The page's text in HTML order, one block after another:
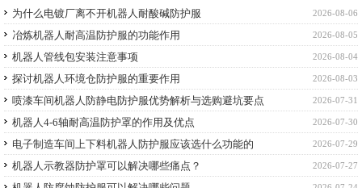
2026-08-06
为什么电镀厂离不开机器人耐酸碱防护服
2026-08-05
冶炼机器人耐高温防护服的功能作用
2026-08-04
机器人管线包安装注意事项
2026-08-03
探讨机器人环境仓防护服的重要作用
2026-07-31
喷漆车间机器人防静电防护服优势解析与选购避坑要点
2026-07-30
机器人4-6轴耐高温防护罩的作用及优点
2026-07-29
电子制造车间上下料机器人防护服应该选什么功能的
2026-07-27
机器人示教器防护罩可以解决哪些痛点？